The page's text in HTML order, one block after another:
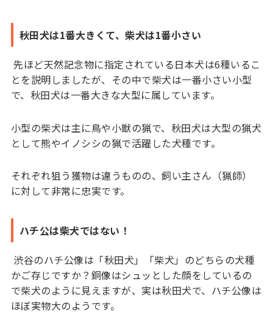
秋田犬は1番大きくて、柴犬は1番小さい
先ほど天然記念物に指定されている日本犬は6種いるこ
とを説明しましたが、その中で柴犬は一番小さい小型
で、秋田犬は一番大きな大型に属しています。
小型の柴犬は主に鳥や小獣の猟で、秋田犬は大型の猟犬
として熊やイノシシの猟で活躍した犬種です。
それぞれ狙う獲物は違うものの、飼い主さん（猟師）
に対して非常に忠実です。
ハチ公は柴犬ではない！
渋谷のハチ公像は「秋田犬」「柴犬」のどちらの犬種
かご存じですか？銅像はシュッとした顔をしているの
で柴犬のように見えますが、実は秋田犬で、ハチ公像は
ほぼ実物大のようです。